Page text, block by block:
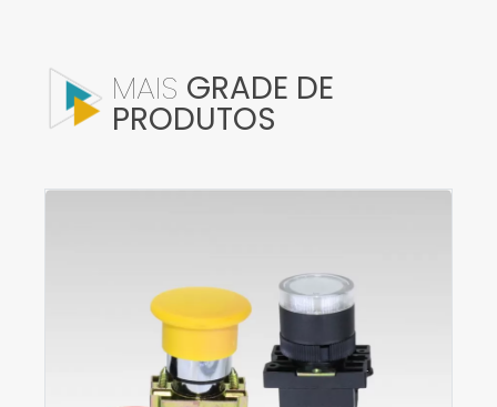
MAIS GRADE DE
PRODUTOS